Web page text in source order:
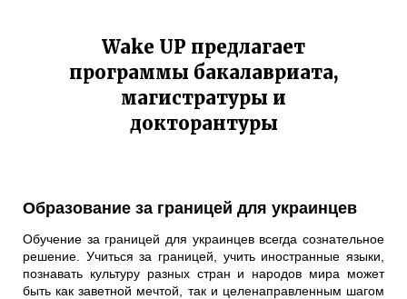
Wake UP предлагает
программы бакалавриата,
магистратуры и
докторантуры
Образование за границей для украинцев
Обучение за границей для украинцев всегда сознательное
решение. Учиться за границей, учить иностранные языки,
познавать культуру разных стран и народов мира может
быть как заветной мечтой, так и целенаправленным шагом